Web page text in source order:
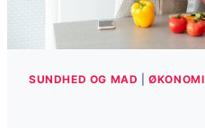
SUNDHED OG MAD |ØKONOMI